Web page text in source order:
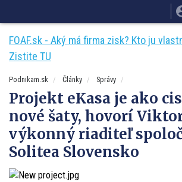
FOAF.sk - Aký má firma zisk? Kto ju
Zistite TU
Podnikam.sk Články Správy
Projekt eKasa je ako
nové šaty, hovorí
výkonný riaditeľ
Solitea Slovensko